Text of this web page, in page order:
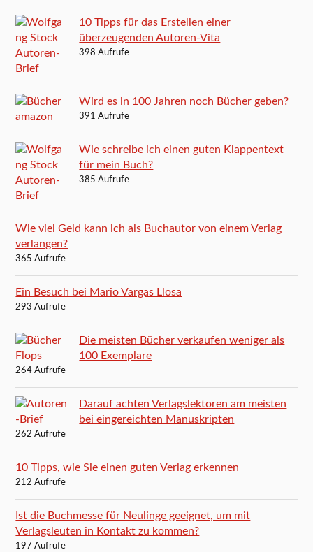
10 Tipps für das Erstellen einer
überzeugenden Autoren-Vita
398 Aufrufe
Wird es in 100 Jahren noch Bücher geben?
391 Aufrufe
Wie schreibe ich einen guten Klappentext
für mein Buch?
385 Aufrufe
Wie viel Geld kann ich als Buchautor von einem Verlag
verlangen?
365 Aufrufe
Ein Besuch bei Mario Vargas Llosa
293 Aufrufe
Die meisten Bücher verkaufen weniger als
100 Exemplare
264 Aufrufe
Darauf achten Verlagslektoren am meisten
bei eingereichten Manuskripten
262 Aufrufe
10 Tipps, wie Sie einen guten Verlag erkennen
212 Aufrufe
Ist die Buchmesse für Neulinge geeignet, um mit
Verlagsleuten in Kontakt zu kommen?
197 Aufrufe